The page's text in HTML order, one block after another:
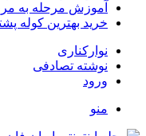
آموزش مرحله به
خرید بهترین کوله
نوارکناری
نوشته تصادفی
ورود
منو